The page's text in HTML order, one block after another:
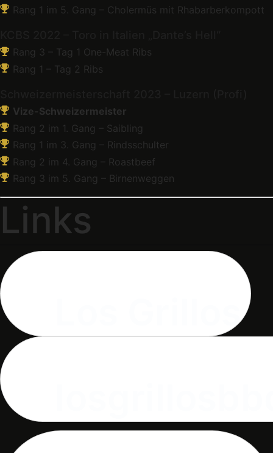
Rang 1 im 5. Gang – Cholermüs mit Rhabarberkompott
Rang 3 – Tag 1 One-Meat Ribs
Rang 1 – Tag 2 Ribs
Vize-Schweizermeister
Rang 2 im 1. Gang – Saibling
Rang 1 im 3. Gang – Rindsschulter
Rang 2 im 4. Gang – Roastbeef
Rang 3 im 5. Gang – Birnenweggen
Links
Los Grillos